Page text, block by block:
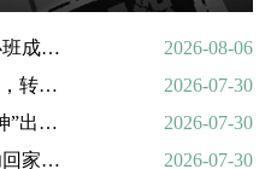
浙江义乌走读式关爱教育办班成功转化9名“全能神”“全范围教会”等邪教人员
2026-08-06
我妈妈是“全能神”地区带领，转化情况好转
2026-07-30
真的是激动，我把信“全能神”出走的老婆找了回来
2026-07-30
在联盟指导下寻找老婆成功回家回顾
2026-07-30